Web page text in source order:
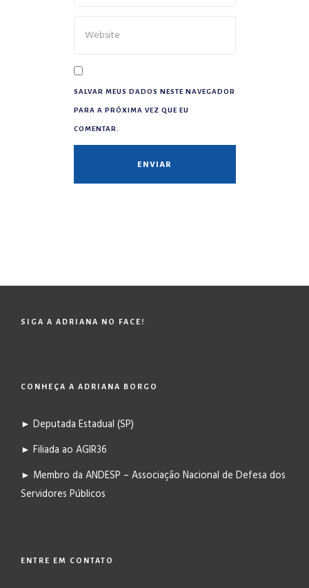
SALVAR MEUS DADOS NESTE NAVEGADOR
PARA A PRÓXIMA VEZ QUE EU
COMENTAR.
SIGA A ADRIANA NO FACE!
CONHEÇA A ADRIANA BORGO
► Deputada Estadual (SP)
► Filiada ao AGIR36
► Membro da ANDESP – Associação Nacional de Defesa dos
Servidores Públicos
ENTRE EM CONTATO